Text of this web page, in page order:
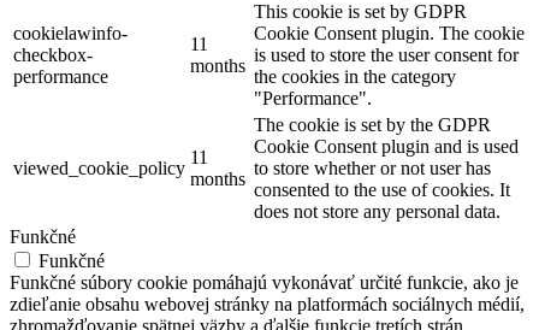
cookielawinfo-
checkbox-
performance
11
months
This cookie is set by GDPR
Cookie Consent plugin. The cookie
is used to store the user consent for
the cookies in the category
"Performance".
viewed_cookie_policy
11
months
The cookie is set by the GDPR
Cookie Consent plugin and is used
to store whether or not user has
consented to the use of cookies. It
does not store any personal data.
Funkčné
Funkčné
Funkčné súbory cookie pomáhajú vykonávať určité funkcie, ako je
zdieľanie obsahu webovej stránky na platformách sociálnych médií,
zhromažďovanie spätnej väzby a ďalšie funkcie tretích strán.